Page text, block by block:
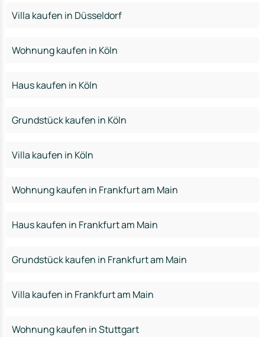
Villa kaufen in Düsseldorf
Wohnung kaufen in Köln
Haus kaufen in Köln
Grundstück kaufen in Köln
Villa kaufen in Köln
Wohnung kaufen in Frankfurt am Main
Haus kaufen in Frankfurt am Main
Grundstück kaufen in Frankfurt am Main
Villa kaufen in Frankfurt am Main
Wohnung kaufen in Stuttgart